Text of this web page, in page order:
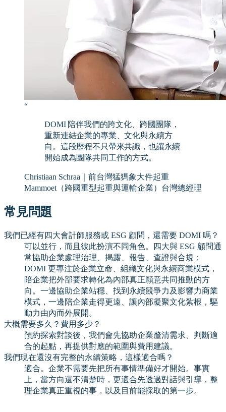
“
DOMI 陪伴我們的跨文化、跨國團隊，
重新連結企業的專業、文化與永續方
向。這段歷程不只帶來共識，也讓永續
開始成為團隊共同工作的方式。
Christiaan Schraa｜前台灣猛獁象大件起重
Mammoet（跨國重型起重與運輸企業）台灣總經理
常見問題
我們已經有四大會計師服務或 ESG 顧問，還需要 DOMI 嗎？
可以並行，而且彼此扮演不同角色。四大與 ESG 顧問通
常協助企業處理治理、揭露、報告、查證與合規；
DOMI 更專注於企業立命、組織文化與永續商業模式，
陪企業把外部要求轉化為內部真正願意共同推動的方
向。一邊協助企業站穩、找到永續競爭力及影響力商業
模式，一邊陪企業走得更遠、讓內部凝聚文化紮根，驅
動力由內而外展開。
大概需要多久？費用多少？
預約探索對談後，我們會先協助企業釐清需求、判斷適
合的起點，再提供對應的範圍與費用建議。
我們現在還沒有完整的永續策略，這樣適合嗎？
適合。企業不需要先把所有事情準備好才開始。事實
上，當方向還不清楚時，更適合先透過對話與引導，整
理企業真正重視的事，以及目前能採取的第一步。